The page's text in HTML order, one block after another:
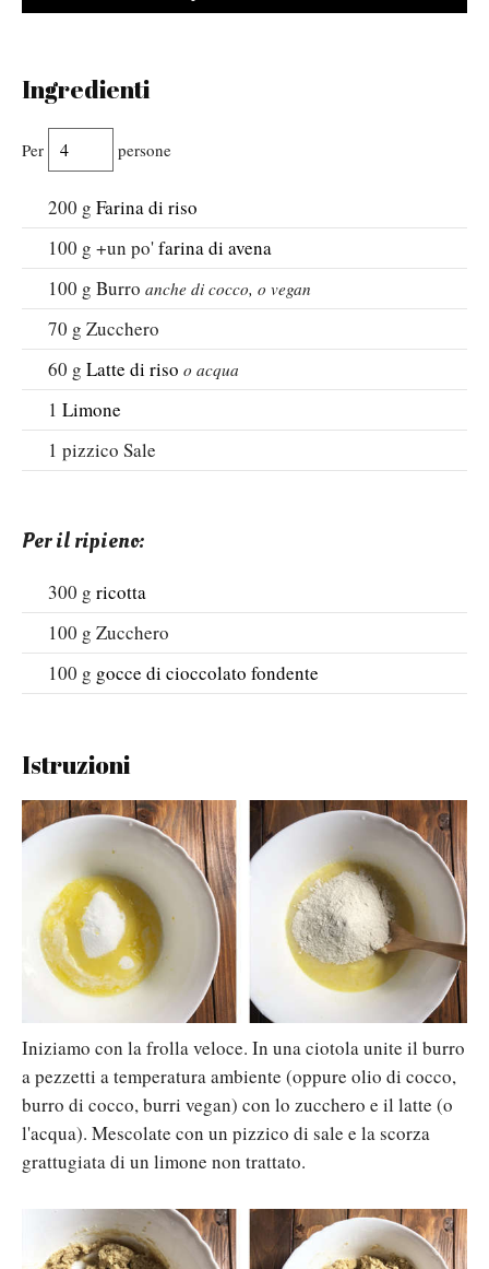
Ingredienti
Per persone
200 g Farina di riso
100 g +un po'farina di avena
100 g Burro anche di cocco, o vegan
70 g Zucchero
60 g Latte di riso o acqua
1 Limone
1 pizzico Sale
Per il ripieno:
300 g ricotta
100 g Zucchero
100 g gocce di cioccolato fondente
Istruzioni
Iniziamo con la frolla veloce. In una ciotola unite il burro
a pezzetti a temperatura ambiente (oppure olio di cocco,
burro di cocco, burri vegan) con lo zucchero e il latte (o
l'acqua). Mescolate con un pizzico di sale e la scorza
grattugiata di un limone non trattato.